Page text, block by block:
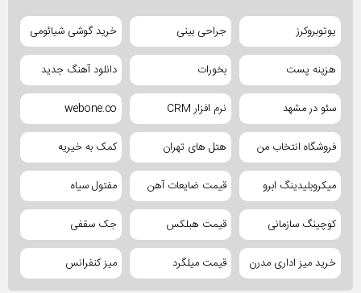
یوتوبروکرز جراحی بینی خرید گوشی شیائومی
هزینه پست بخورات دانلود آهنگ جدید
سئو در مشهد نرم افزار CRM webone.co
فروشگاه انتخاب من هتل های تهران کمک به خیریه
میکروبلیدینگ ابرو قیمت ضایعات آهن مفتول سیاه
کوچینگ سازمانی قیمت هبلکس جک سقفی
خرید میز اداری مدرن قیمت میلگرد میز کنفرانس